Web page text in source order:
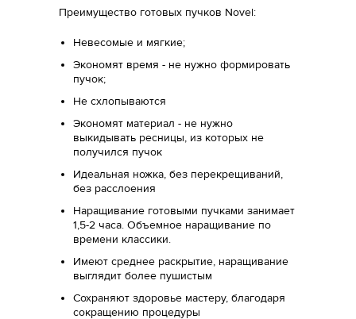
Преимущество готовых пучков Novel:
Невесомые и мягкие;
Экономят время - не нужно формировать
пучок;
Не схлопываются
Экономят материал - не нужно
выкидывать ресницы, из которых не
получился пучок
Идеальная ножка, без перекрещиваний,
без расслоения
Наращивание готовыми пучками занимает
1,5-2 часа. Объемное наращивание по
времени классики.
Имеют среднее раскрытие, наращивание
выглядит более пушистым
Сохраняют здоровье мастеру, благодаря
сокращению процедуры